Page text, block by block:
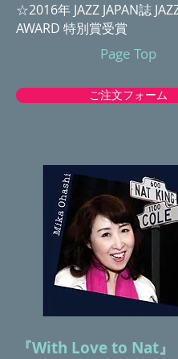
☆2016年 JAZZ JAPAN誌
AWARD 特別賞受賞
Page Top
ご注文フォーム
『With Love to Nat』